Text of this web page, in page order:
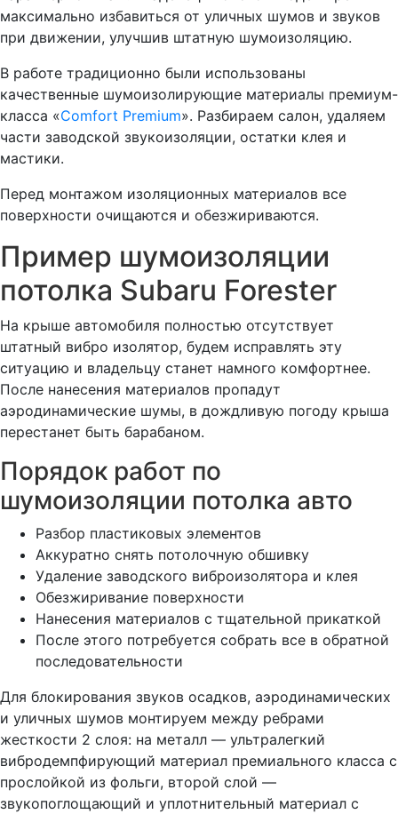
максимально избавиться от уличных шумов и звуков
при движении, улучшив штатную шумоизоляцию.
В работе традиционно были использованы
качественные шумоизолирующие материалы премиум-
класса «Comfort Premium». Разбираем салон, удаляем
части заводской звукоизоляции, остатки клея и
мастики.
Перед монтажом изоляционных материалов все
поверхности очищаются и обезжириваются.
Пример шумоизоляции
потолка Subaru Forester
На крыше автомобиля полностью отсутствует
штатный вибро изолятор, будем исправлять эту
ситуацию и владельцу станет намного комфортнее.
После нанесения материалов пропадут
аэродинамические шумы, в дождливую погоду крыша
перестанет быть барабаном.
Порядок работ по
шумоизоляции потолка авто
Разбор пластиковых элементов
Аккуратно снять потолочную обшивку
Удаление заводского виброизолятора и клея
Обезжиривание поверхности
Нанесения материалов с тщательной прикаткой
После этого потребуется собрать все в обратной
последовательности
Для блокирования звуков осадков, аэродинамических
и уличных шумов монтируем между ребрами
жесткости 2 слоя: на металл — ультралегкий
вибродемпфирующий материал премиального класса с
прослойкой из фольги, второй слой —
звукопоглощающий и уплотнительный материал с